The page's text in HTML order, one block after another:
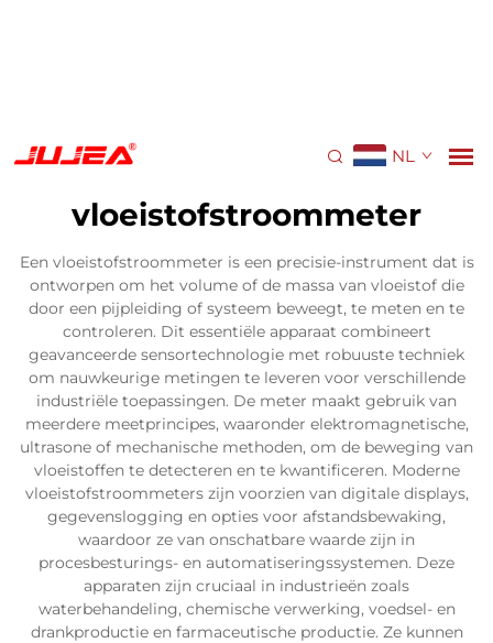
NL
vloeistofstroommeter
Een vloeistofstroommeter is een precisie-instrument dat is
ontworpen om het volume of de massa van vloeistof die
door een pijpleiding of systeem beweegt, te meten en te
controleren. Dit essentiële apparaat combineert
geavanceerde sensortechnologie met robuuste techniek
om nauwkeurige metingen te leveren voor verschillende
industriële toepassingen. De meter maakt gebruik van
meerdere meetprincipes, waaronder elektromagnetische,
ultrasone of mechanische methoden, om de beweging van
vloeistoffen te detecteren en te kwantificeren. Moderne
vloeistofstroommeters zijn voorzien van digitale displays,
gegevenslogging en opties voor afstandsbewaking,
waardoor ze van onschatbare waarde zijn in
procesbesturings- en automatiseringssystemen. Deze
apparaten zijn cruciaal in industrieën zoals
waterbehandeling, chemische verwerking, voedsel- en
drankproductie en farmaceutische productie. Ze kunnen